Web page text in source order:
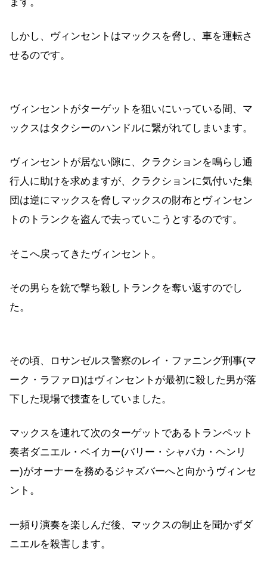
しかし、ヴィンセントはマックスを脅し、車を運転さ
せるのです。
ヴィンセントがターゲットを狙いにいっている間、マ
ックスはタクシーのハンドルに繋がれてしまいます。
ヴィンセントが居ない隙に、クラクションを鳴らし通
行人に助けを求めますが、クラクションに気付いた集
団は逆にマックスを脅しマックスの財布とヴィンセン
トのトランクを盗んで去っていこうとするのです。
そこへ戻ってきたヴィンセント。
その男らを銃で撃ち殺しトランクを奪い返すのでし
た。
その頃、ロサンゼルス警察のレイ・ファニング刑事(マ
ーク・ラファロ)はヴィンセントが最初に殺した男が落
下した現場で捜査をしていました。
マックスを連れて次のターゲットであるトランペット
奏者ダニエル・ベイカー(バリー・シャバカ・ヘンリ
ー)がオーナーを務めるジャズバーへと向かうヴィンセ
ント。
一頻り演奏を楽しんだ後、マックスの制止を聞かずダ
ニエルを殺害します。